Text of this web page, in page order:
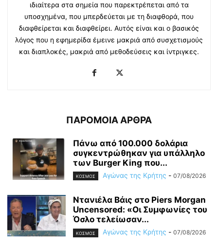
ιδιαίτερα στα σημεία που παρεκτρέπεται από τα
υποσχημένα, που μπερδεύεται με τη διαφθορά, που
διαφθείρεται και διαφθείρει. Αυτός είναι και ο βασικός
λόγος που η εφημερίδα έμεινε μακριά από συσχετισμούς
και διαπλοκές, μακριά από μεθοδεύσεις και ίντριγκες.
ΠΑΡΟΜΟΙΑ ΑΡΘΡΑ
Πάνω από 100.000 δολάρια
συγκεντρώθηκαν για υπάλληλο
των Burger King που...
ΚΟΣΜΟΣ Αγώνας της Κρήτης - 07/08/2026
Ντανιέλα Βάις στο Piers Morgan
Uncensored: «Οι Συμφωνίες του
Όσλο τελείωσαν...
ΚΟΣΜΟΣ Αγώνας της Κρήτης - 07/08/2026